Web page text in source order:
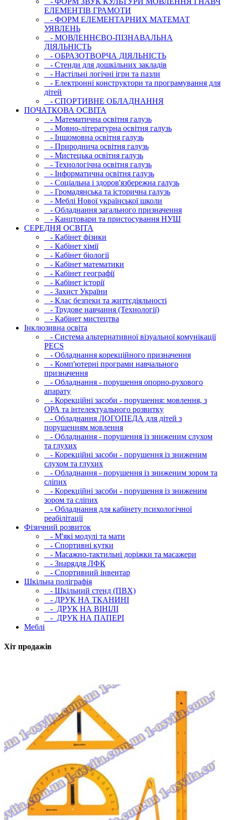
ЕЛЕМЕНТІВ ГРАМОТИ
- ФОРМ ЕЛЕМЕНТАРНИХ МАТЕМАТ
УЯВЛЕНЬ
- МОВЛЕННЄВО-ПІЗНАВАЛЬНА
ДІЯЛЬНІСТЬ
- ОБРАЗОТВОРЧА ДІЯЛЬНІСТЬ
- Стенди для дошкільних закладів
- Настільні логічні ігри та пазли
- Електронні конструктори та програмування для
дітей
- СПОРТИВНЕ ОБЛАДНАННЯ
ПОЧАТКОВА ОСВIТА
- Математична освітня галузь
- Мовно-літературна освітня галузь
- Iншомовна освітня галузь
- Природнича освітня галузь
- Мистецька освітня галузь
- Технологічна освітня галузь
- Інфopматична освітня галузь
- Соціальна і здоров'язбережна галузь
- Громадянська та історична галузь
- Меблі Нової української школи
- Обладнання загального призначення
- Канцтовари та пристосування НУШ
СЕРЕДНЯ ОСВIТА
- Кабінет фізики
- Кабінет хімії
- Кабінет біології
- Кабінет математики
- Кабінет географії
- Кабінет історії
- Захист України
- Клас безпеки та життєдіяльності
- Трудове навчання (Технології)
- Кабінет мистецтва
Інклюзивна освіта
- Система альтернативної візуальної комунікації
PECS
- Обладнання корекційного призначення
- Комп'ютерні програми навчального
призначення
- Обладнання - порушення опорно-рухового
апарату
- Корекційні засоби - порушення: мовлення, з
ОРА та інтелектуального розвитку
- Обладнання ЛОГОПЕДА для дітей з
порушенням мовлення
- Обладнання - порушення із зниженим слухом
та глухих
- Корекційні засоби - порушення із зниженим
слухом та глухих
- Обладнання - порушення із зниженим зором та
сліпих
- Корекційні засоби - порушення із зниженим
зором та сліпих
- Обладнання для кабінету психологічної
реабілітації
Фізичний розвиток
- М'які модулi та мати
- Спортивні кутки
- Масажно-тактильні доріжки та масажери
- Знаряддя ЛФК
- Спортивний інвентар
Шкільна поліграфія
- Шкільний стенд (ПВХ)
- ДРУК НА ТКАНИНІ
- ДРУК НА ВІНІЛІ
- ДРУК НА ПАПЕРІ
Меблі
Хіт продажів